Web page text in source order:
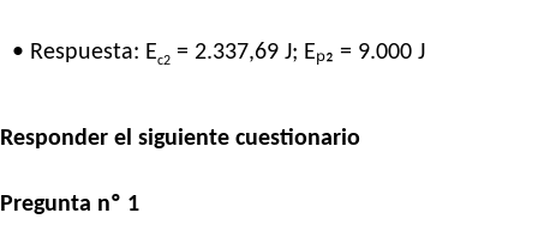
• Respuesta: Ec2 = 2.337,69 J; Eₚ₂ = 9.000 J
Responder el siguiente cuestionario
Pregunta nº 1